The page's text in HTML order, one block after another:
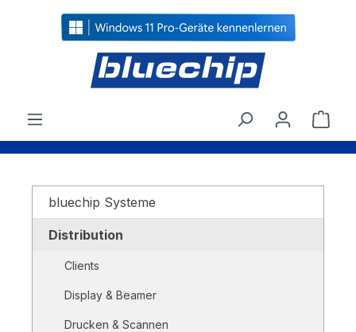
springen
bluechip Systeme
Distribution
Clients
Display & Beamer
Drucken & Scannen